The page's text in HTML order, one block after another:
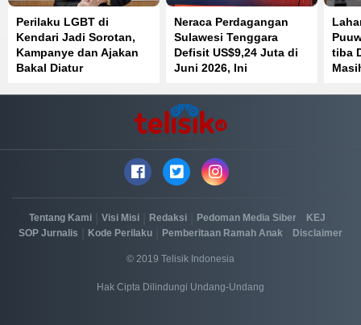
Perilaku LGBT di
Kendari Jadi Sorotan,
Kampanye dan Ajakan
Bakal Diatur
Neraca Perdagangan
Sulawesi Tenggara
Defisit US$9,24 Juta di
Juni 2026, Ini
tiba
Tentang Kami Visi Misi Redaksi Pedoman Media Siber KEJ
SOP Jurnalis Kode Perilaku Pemberitaan Ramah Anak Disclaimer
© 2019 Telisik Indonesia
Hak Cipta Dilindungi Undang-Undang